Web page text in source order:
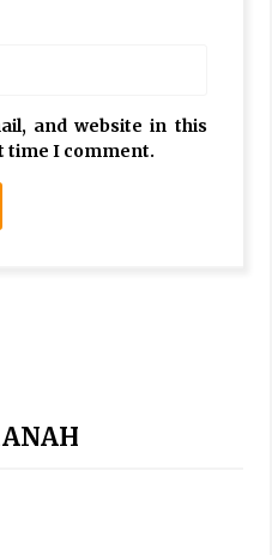
and website in this
time I comment.